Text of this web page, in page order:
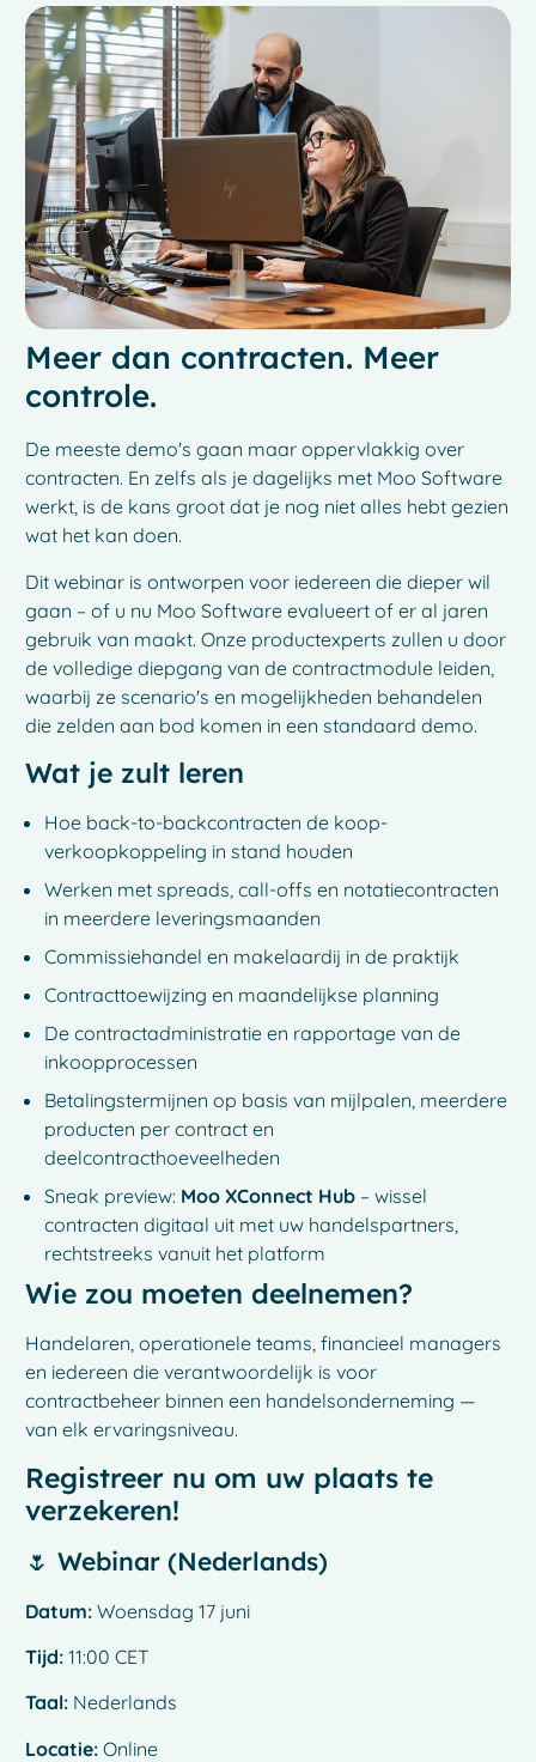
Meer dan contracten. Meer
controle.
De meeste demo's gaan maar oppervlakkig over
contracten. En zelfs als je dagelijks met Moo Software
werkt, is de kans groot dat je nog niet alles hebt gezien
wat het kan doen.
Dit webinar is ontworpen voor iedereen die dieper wil
gaan – of u nu Moo Software evalueert of er al jaren
gebruik van maakt. Onze productexperts zullen u door
de volledige diepgang van de contractmodule leiden,
waarbij ze scenario's en mogelijkheden behandelen
die zelden aan bod komen in een standaard demo.
Wat je zult leren
Hoe back-to-backcontracten de koop-
verkoopkoppeling in stand houden
Werken met spreads, call-offs en notatiecontracten
in meerdere leveringsmaanden
Commissiehandel en makelaardij in de praktijk
Contracttoewijzing en maandelijkse planning
De contractadministratie en rapportage van de
inkoopprocessen
Betalingstermijnen op basis van mijlpalen, meerdere
producten per contract en
deelcontracthoeveelheden
Sneak preview: Moo XConnect Hub – wissel
contracten digitaal uit met uw handelspartners,
rechtstreeks vanuit het platform
Wie zou moeten deelnemen?
Handelaren, operationele teams, financieel managers
en iedereen die verantwoordelijk is voor
contractbeheer binnen een handelsonderneming —
van elk ervaringsniveau.
Registreer nu om uw plaats te
verzekeren!
🌷 Webinar (Nederlands)
Datum: Woensdag 17 juni
Tijd: 11:00 CET
Taal: Nederlands
Locatie: Online